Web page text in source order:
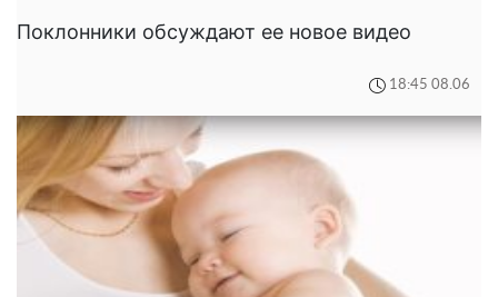
Поклонники обсуждают ее новое видео
18:45 08.06